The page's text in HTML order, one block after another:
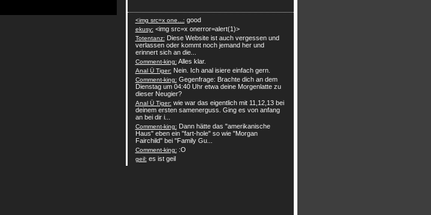
<img src=x one...: good
ekusy: <img src=x onerror=alert(1)>
Totentanz: Diese Website ist auch vergessen und
verlassen oder kommt noch jemand her und
erinnert sich an die...
Comment-king: Alles klar.
Anal Ü Tiger: Nein. Ich anal isiere einfach gern.
Comment-king: Gegenfrage: Brachte dich an dem
Dienstag um 04:40 Uhr etwa deine Morgenlatte zu
dieser Neugier?
Anal Ü Tiger: wie war das eigentlich mit 11,12,13 bei
deinem ersten samenerguss. Ging es von anfang
an bei dir i...
Comment-king: Dann hätte das "amerikanische
Haus" eben ein "fart-hole" so wie "Morgan
Fairchild" bei "Family Gu...
Comment-king: :O
geil: es ist geil